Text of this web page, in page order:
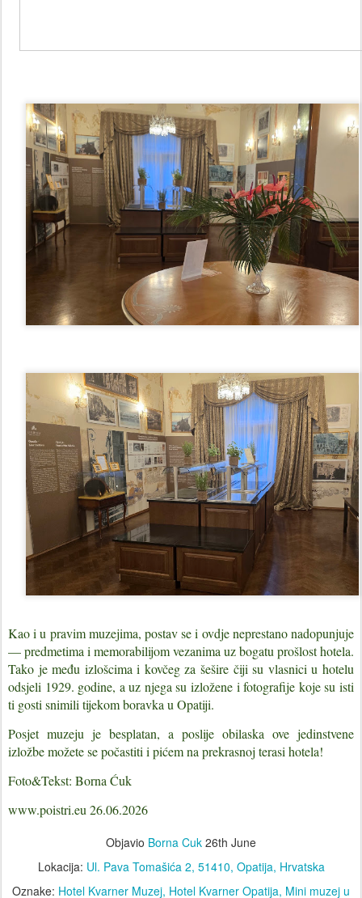
Kao i u pravim muzejima, postav se i ovdje neprestano nadopunjuje
— predmetima i memorabilijom vezanima uz bogatu prošlost hotela.
Tako je među izlošcima i kovčeg za šešire čiji su vlasnici u hotelu
odsjeli 1929. godine, a uz njega su izložene i fotografije koje su isti
ti gosti snimili tijekom boravka u Opatiji.
Posjet muzeju je besplatan, a poslije obilaska ove jedinstvene
izložbe možete se počastiti i pićem na prekrasnoj terasi hotela!
Foto&Tekst: Borna Ćuk
www.poistri.eu 26.06.2026
Objavio Borna Cuk 26th June
Lokacija: Ul. Pava Tomašića 2, 51410, Opatija, Hrvatska
Oznake: Hotel Kvarner Muzej Hotel Kvarner Opatija Mini muzej u